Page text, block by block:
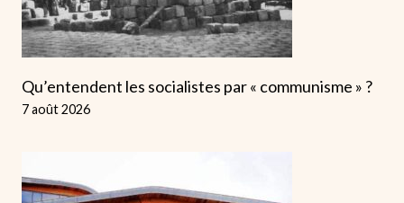
Qu’entendent les socialistes par « communisme » ?
7 août 2026